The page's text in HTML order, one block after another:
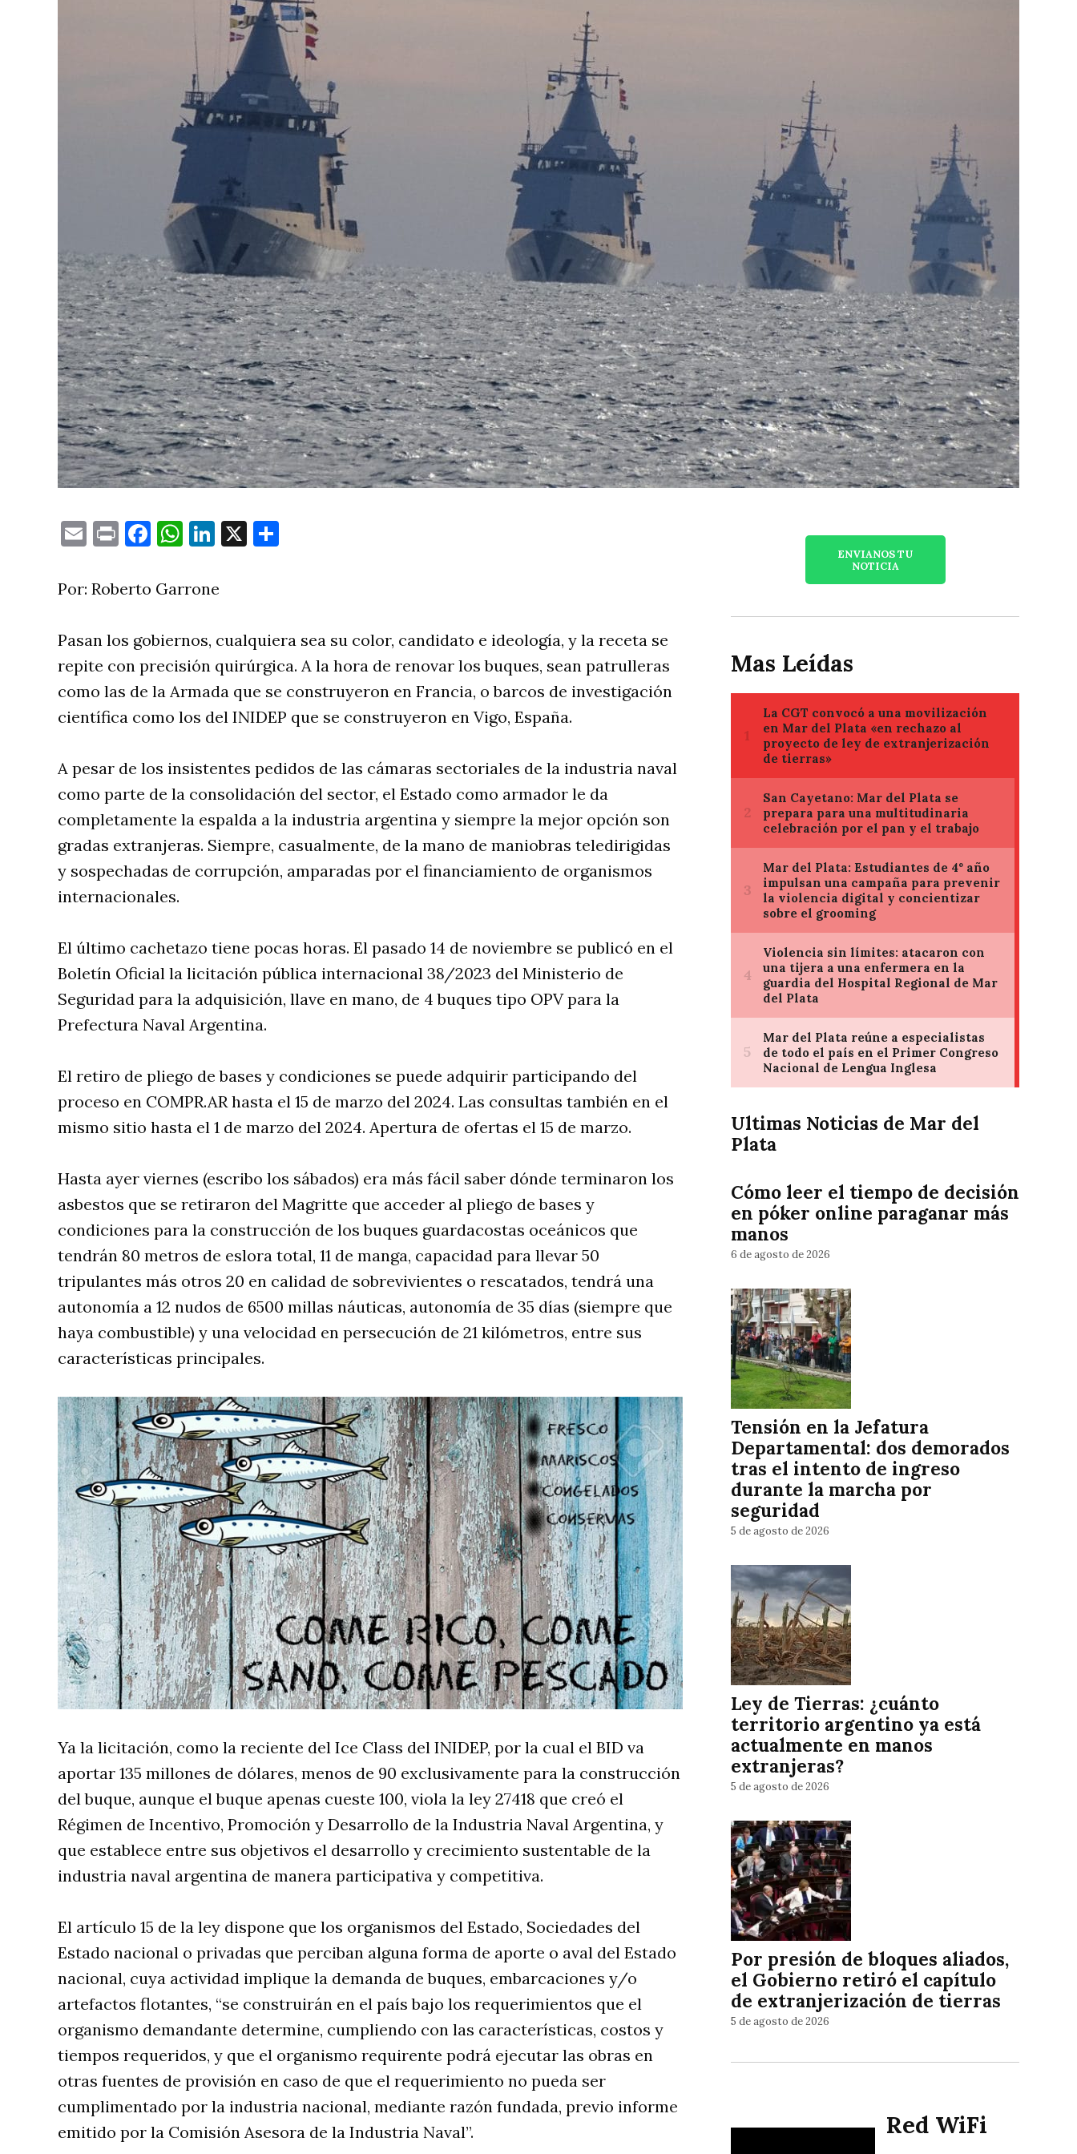
EmailPrintFacebook
WhatsApp
LinkedIn
X
Por: Roberto Garrone
Pasan los gobiernos, cualquiera sea su color, candidato e ideología, y la receta se
repite con precisión quirúrgica. A la hora de renovar los buques, sean patrulleras
como las de la Armada que se construyeron en Francia, o barcos de investigación
científica como los del INIDEP que se construyeron en Vigo, España.
A pesar de los insistentes pedidos de las cámaras sectoriales de la industria naval
como parte de la consolidación del sector, el Estado como armador le da
completamente la espalda a la industria argentina y siempre la mejor opción son
gradas extranjeras. Siempre, casualmente, de la mano de maniobras teledirigidas
y sospechadas de corrupción, amparadas por el financiamiento de organismos
internacionales.
El último cachetazo tiene pocas horas. El pasado 14 de noviembre se publicó en el
Boletín Oficial la licitación pública internacional 38/2023 del Ministerio de
Seguridad para la adquisición, llave en mano, de 4 buques tipo OPV para la
Prefectura Naval Argentina.
El retiro de pliego de bases y condiciones se puede adquirir participando del
proceso en COMPR.AR hasta el 15 de marzo del 2024. Las consultas también en el
mismo sitio hasta el 1 de marzo del 2024. Apertura de ofertas el 15 de marzo.
Hasta ayer viernes (escribo los sábados) era más fácil saber dónde terminaron los
asbestos que se retiraron del Magritte que acceder al pliego de bases y
condiciones para la construcción de los buques guardacostas oceánicos que
tendrán 80 metros de eslora total, 11 de manga, capacidad para llevar 50
tripulantes más otros 20 en calidad de sobrevivientes o rescatados, tendrá una
autonomía a 12 nudos de 6500 millas náuticas, autonomía de 35 días (siempre que
haya combustible) y una velocidad en persecución de 21 kilómetros, entre sus
características principales.
Ya la licitación, como la reciente del Ice Class del INIDEP, por la cual el BID va
aportar 135 millones de dólares, menos de 90 exclusivamente para la construcción
del buque, aunque el buque apenas cueste 100, viola la ley 27418 que creó el
Régimen de Incentivo, Promoción y Desarrollo de la Industria Naval Argentina, y
que establece entre sus objetivos el desarrollo y crecimiento sustentable de la
industria naval argentina de manera participativa y competitiva.
El artículo 15 de la ley dispone que los organismos del Estado, Sociedades del
Estado nacional o privadas que perciban alguna forma de aporte o aval del Estado
nacional, cuya actividad implique la demanda de buques, embarcaciones y/o
artefactos flotantes, “se construirán en el país bajo los requerimientos que el
organismo demandante determine, cumpliendo con las características, costos y
tiempos requeridos, y que el organismo requirente podrá ejecutar las obras en
otras fuentes de provisión en caso de que el requerimiento no pueda ser
cumplimentado por la industria nacional, mediante razón fundada, previo informe
emitido por la Comisión Asesora de la Industria Naval”.
ENVIANOS TU
NOTICIA
Mas Leídas
Ultimas Noticias de Mar del
Plata
Cómo leer el tiempo de decisión
en póker online paraganar más
manos
6 de agosto de 2026
Tensión en la Jefatura
Departamental: dos demorados
tras el intento de ingreso
durante la marcha por
seguridad
5 de agosto de 2026
Ley de Tierras: ¿cuánto
territorio argentino ya está
actualmente en manos
extranjeras?
5 de agosto de 2026
Por presión de bloques aliados,
el Gobierno retiró el capítulo
de extranjerización de tierras
5 de agosto de 2026
Red WiFi